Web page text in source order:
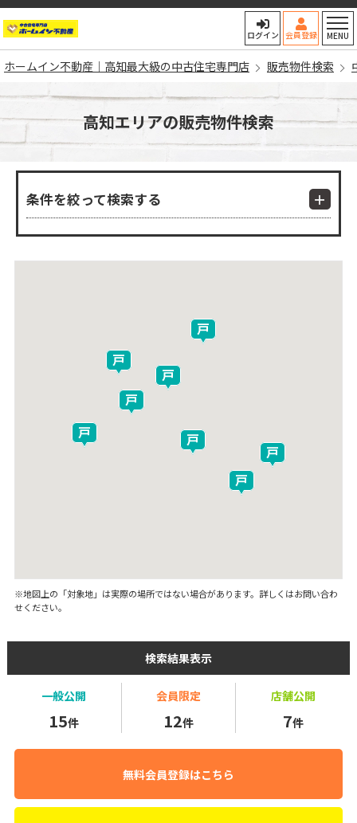
ホームイン不動産｜高知最大
ログイン 会員登録 MENU
ホームイン不動産｜高知最大級の中古住宅専門店 販売物件検索
高知エリアの販売物件検索
条件を絞って検索する
※地図上の「対象地」は実際の場所ではない場合があります。詳しくはお問い合わ
せください。
検索結果表示
一般公開
15件
会員限定
12件
店舗公開
7件
無料会員登録はこちら